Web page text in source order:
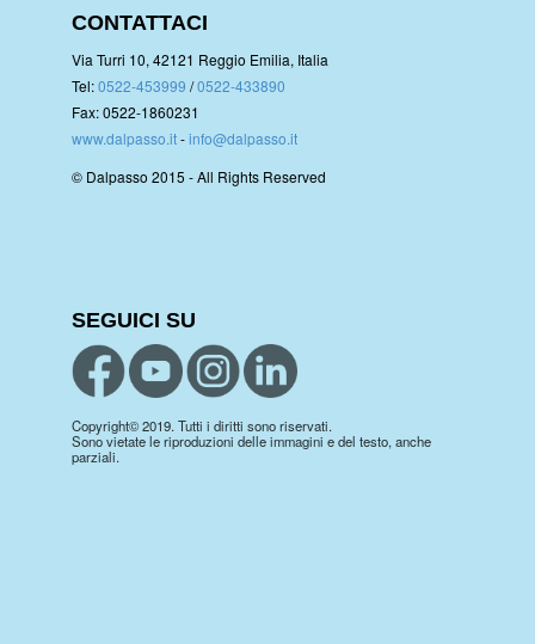
CONTATTACI
Via Turri 10, 42121 Reggio Emilia, Italia
Tel:0522-453999 /0522-433890
Fax: 0522-1860231
www.dalpasso.it-info@dalpasso.it
© Dalpasso 2015 - All Rights Reserved
SEGUICI SU
Copyright© 2019. Tutti i diritti sono riservati.
Sono vietate le riproduzioni delle immagini e del testo, anche
parziali.